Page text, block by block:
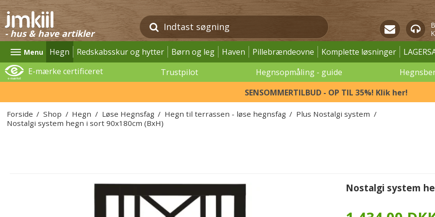
- hus & have artikler
Menu Hegn Redskabsskur og hytter Børn og leg Haven Pillebrændeovne Komplette løsninger
E-mærke certificeret
Trustpilot Hegnsopmåling - guide
SENSOMMERTILBUD - OP TIL 35%! Klik her!
Forside / Shop / Hegn / Løse Hegnsfag / Hegn til terrassen - løse hegnsfag / Plus Nostalgi system /
Nostalgi system hegn i sort 90x180cm (BxH)
Nostalgi system